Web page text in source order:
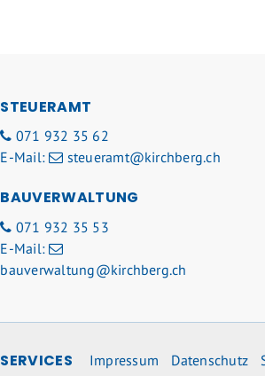
STEUERAMT
071 932 35 62
E-Mail:
steueramt@kirchberg.ch
BAUVERWALTUNG
071 932 35 53
E-Mail:
bauverwaltung@kirchberg.ch
SERVICES Impressum Datenschutz